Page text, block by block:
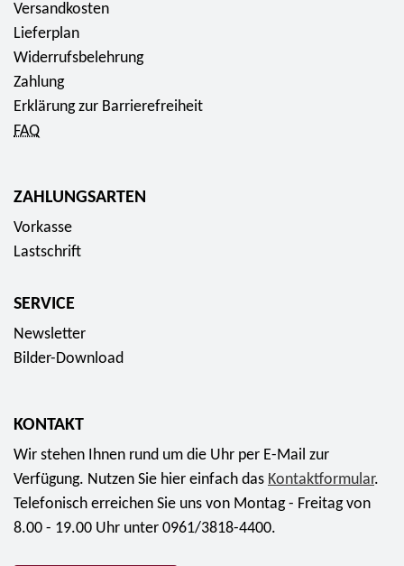
Versandkosten
Lieferplan
Widerrufsbelehrung
Zahlung
Erklärung zur Barrierefreiheit
FAQ
ZAHLUNGSARTEN
Vorkasse
Lastschrift
SERVICE
Newsletter
Bilder-Download
KONTAKT
Wir stehen Ihnen rund um die Uhr per E-Mail zur
Verfügung. Nutzen Sie hier einfach das Kontaktformular.
Telefonisch erreichen Sie uns von Montag - Freitag von
8.00 - 19.00 Uhr unter 0961/3818-4400.